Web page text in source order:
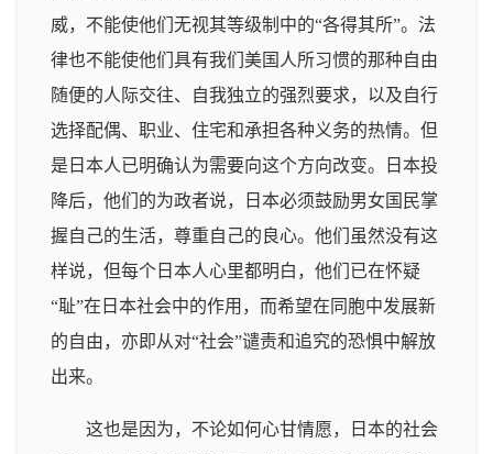
威，不能使他们无视其等级制中的“各得其所”。法
律也不能使他们具有我们美国人所习惯的那种自由
随便的人际交往、自我独立的强烈要求，以及自行
选择配偶、职业、住宅和承担各种义务的热情。但
是日本人已明确认为需要向这个方向改变。日本投
降后，他们的为政者说，日本必须鼓励男女国民掌
握自己的生活，尊重自己的良心。他们虽然没有这
样说，但每个日本人心里都明白，他们已在怀疑
“耻”在日本社会中的作用，而希望在同胞中发展新
的自由，亦即从对“社会”谴责和追究的恐惧中解放
出来。
这也是因为，不论如何心甘情愿，日本的社会